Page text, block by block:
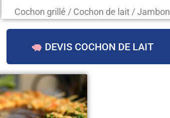
Cochon grillé / Cochon de lait / Jambon
DEVIS COCHON DE LAIT